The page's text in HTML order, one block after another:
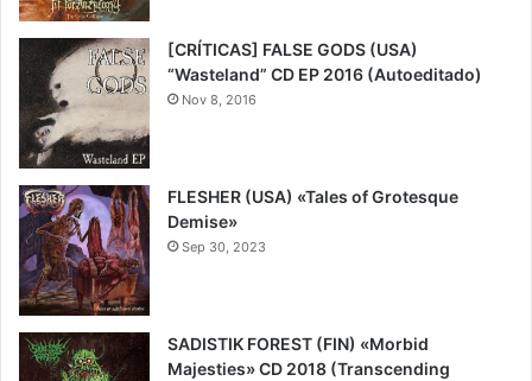
[CRÍTICAS] FALSE GODS (USA)
“Wasteland” CD EP 2016 (Autoeditado)
Nov 8, 2016
8.5
FLESHER (USA) «Tales of Grotesque
Demise»
Sep 30, 2023
SADISTIK FOREST (FIN) «Morbid
Majesties» CD 2018 (Transcending